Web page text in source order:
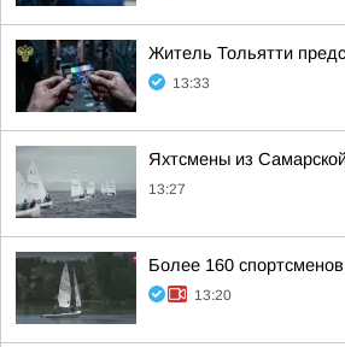
Житель Тольятти
13:33
Яхтсмены из
13:27
Более 160
13:20